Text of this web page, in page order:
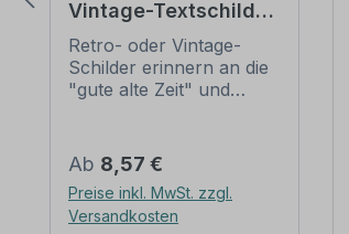
Vintage-Textschild
Bin im Garten
Retro- oder Vintage-
Schilder erinnern an die
"gute alte Zeit" und
großer Beliebheit. Sind
diese Schilder im Original
nur schwer und häufig
nur zu horrenden Preise
Regulärer Preis:
Ab 8,57 €
Preise inkl. MwSt. zzgl.
Versandkosten